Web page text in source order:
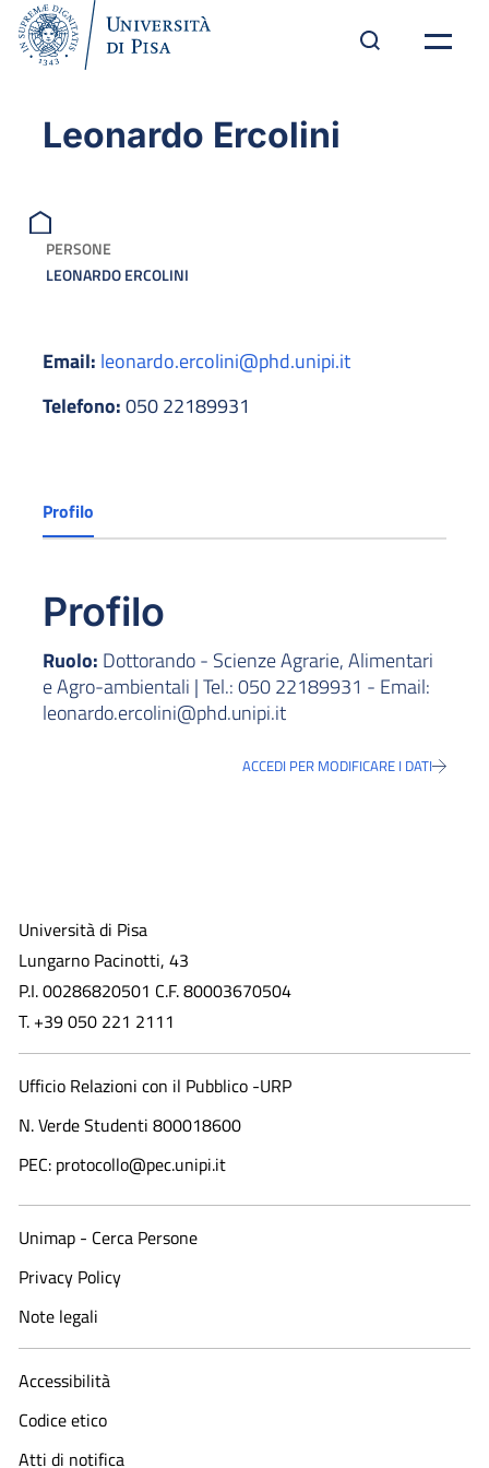
Leonardo Ercolini
PERSONE
LEONARDO ERCOLINI
Email: leonardo.ercolini@phd.unipi.it
Telefono:050 22189931
Profilo
Profilo
Ruolo: Dottorando - Scienze Agrarie, Alimentari
e Agro-ambientali | Tel.: 050 22189931 - Email:
leonardo.ercolini@phd.unipi.it
ACCEDI PER MODIFICARE I DATI
Università di Pisa
Lungarno Pacinotti, 43
P.I. 00286820501 C.F. 80003670504
T. +39 050 221 2111
Ufficio Relazioni con il Pubblico -URP
N. Verde Studenti 800018600​
PEC: protocollo@pec.unipi.it
Unimap - Cerca Persone
Privacy Policy
Note legali
Accessibilità
Codice etico
Atti di notifica